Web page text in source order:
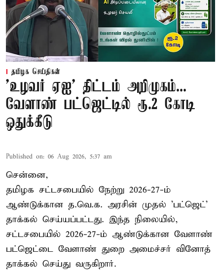
தமிழக செய்திகள்
'உழவர் ஏஐ' திட்டம் அறிமுகம்...
வேளாண் பட்ஜெட்டில் ரூ.2 கோடி
ஒதுக்கீடு
Published on: 06 Aug 2026, 5:37 am
சென்னை,
தமிழக சட்டசபையில் நேற்று 2026-27-ம்
ஆண்டுக்கான த.வெ.க. அரசின் முதல் 'பட்ஜெட்'
தாக்கல் செய்யப்பட்டது. இந்த நிலையில்,
சட்டசபையில் 2026-27-ம் ஆண்டுக்கான வேளாண்
பட்ஜெட்டை வேளாண் துறை அமைச்சர் வினோத்
தாக்கல் செய்து வருகிறார்.